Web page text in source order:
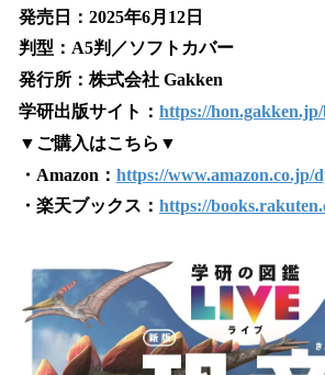
発売日：2025年6月12日
判型：A5判／ソフトカバー
発行所：株式会社 Gakken
学研出版サイト： https://hon.gakken.jp/
▼ご購入はこちら▼
・Amazon： https://www.amazon.co.jp/
・楽天ブックス： https://